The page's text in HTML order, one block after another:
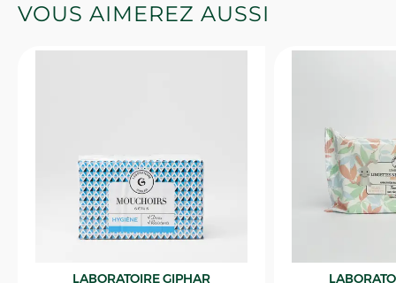
VOUS AIMEREZ AUSSI
LABORATOIRE GIPHAR